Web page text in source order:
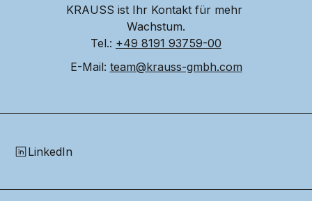
KRAUSS ist Ihr Kontakt für mehr
Wachstum.
Tel.: +49 8191 93759-00
E-Mail: team@krauss-gmbh.com
LinkedIn